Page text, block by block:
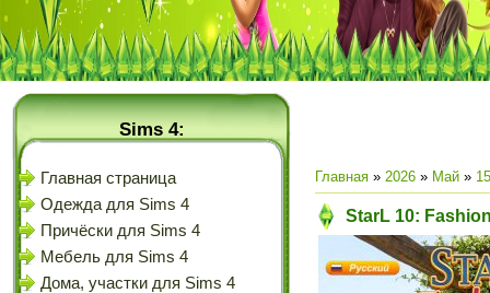
Sims 4:
Главная страница
Одежда для Sims 4
Причёски для Sims 4
Мебель для Sims 4
Дома, участки для Sims 4
Главная » 2026 » Май » 15
StarL 10: